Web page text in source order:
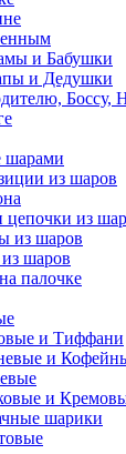
и Бабушки
и Дедушки
Боссу,
шарами
из шаров
цепочки из
из шаров
шаров
палочке
и Тиффани
и
и
шарики